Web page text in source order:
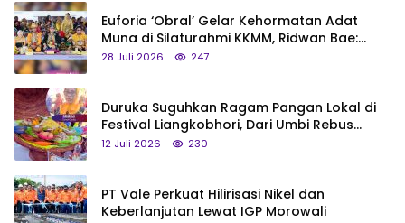
Euforia ‘Obral’ Gelar Kehormatan Adat
Muna di Silaturahmi KKMM, Ridwan Bae:
Saya Bukan Tipe Begitu, Belum Pantas!
28 Juli 2026 247
Duruka Suguhkan Ragam Pangan Lokal di
Festival Liangkobhori, Dari Umbi Rebus
hingga Tumpeng Beras Muna
12 Juli 2026 230
PT Vale Perkuat Hilirisasi Nikel dan
Keberlanjutan Lewat IGP Morowali